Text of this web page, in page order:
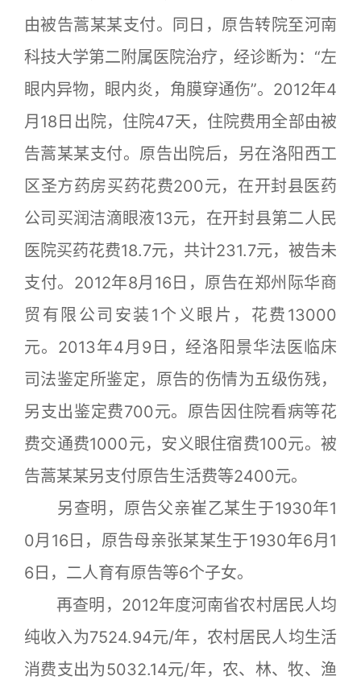
由被告蒿某某支付。同日，原告转院至河南
科技大学第二附属医院治疗，经诊断为：“左
眼内异物，眼内炎，角膜穿通伤”。2012年4
月18日出院，住院47天，住院费用全部由被
告蒿某某支付。原告出院后，另在洛阳西工
区圣方药房买药花费200元，在开封县医药
公司买润洁滴眼液13元，在开封县第二人民
医院买药花费18.7元，共计231.7元，被告未
支付。2012年8月16日，原告在郑州际华商
贸有限公司安装1个义眼片，花费13000
元。2013年4月9日，经洛阳景华法医临床
司法鉴定所鉴定，原告的伤情为五级伤残，
另支出鉴定费700元。原告因住院看病等花
费交通费1000元，安义眼住宿费100元。被
告蒿某某另支付原告生活费等2400元。
另查明，原告父亲崔乙某生于1930年1
0月16日，原告母亲张某某生于1930年6月1
6日，二人育有原告等6个子女。
再查明，2012年度河南省农村居民人均
纯收入为7524.94元/年，农村居民人均生活
消费支出为5032.14元/年，农、林、牧、渔